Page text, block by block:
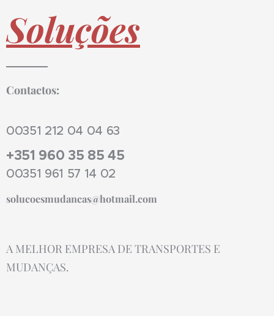
Soluções
Contactos:
00351 212 04 04 63
+351 960 35 85 45
00351 961 57 14 02
solucoesmudancas@hotmail.com
A MELHOR EMPRESA DE TRANSPORTES E
MUDANÇAS.